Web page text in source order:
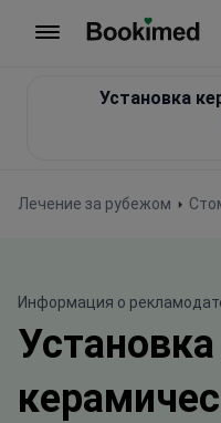
Лечение за рубежом
Установка
Информация о
Установка